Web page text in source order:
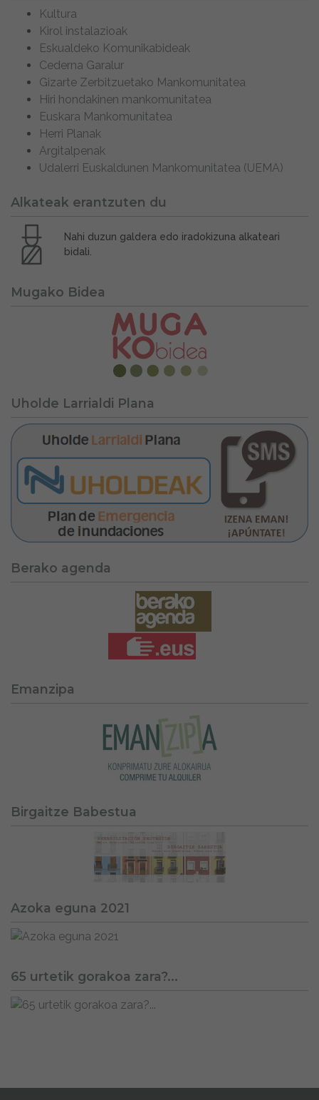
Kultura
Kirol instalazioak
Eskualdeko Komunikabideak
Cederna Garalur
Gizarte Zerbitzuetako Mankomunitatea
Hiri hondakinen mankomunitatea
Euskara Mankomunitatea
Herri Planak
Argitalpenak
Udalerri Euskaldunen Mankomunitatea (UEMA)
Alkateak erantzuten du
Nahi duzun galdera edo iradokizuna alkateari
bidali.
Mugako Bidea
Uholde Larrialdi Plana
Berako agenda
Emanzipa
Birgaitze Babestua
Azoka eguna 2021
65 urtetik gorakoa zara?...